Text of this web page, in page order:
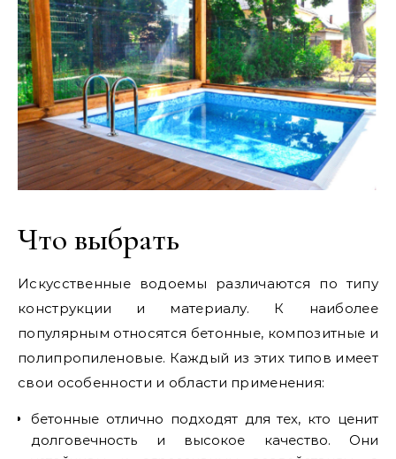
Что выбрать
Искусственные водоемы различаются по типу
конструкции и материалу. К наиболее
популярным относятся бетонные, композитные и
полипропиленовые. Каждый из этих типов имеет
свои особенности и области применения:
бетонные отлично подходят для тех, кто ценит
долговечность и высокое качество. Они